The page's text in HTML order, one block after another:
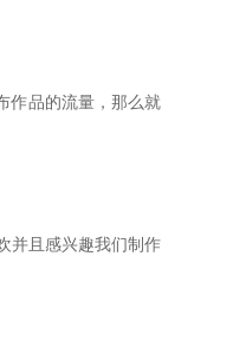
作品的流量，那么就
并且感兴趣我们制作